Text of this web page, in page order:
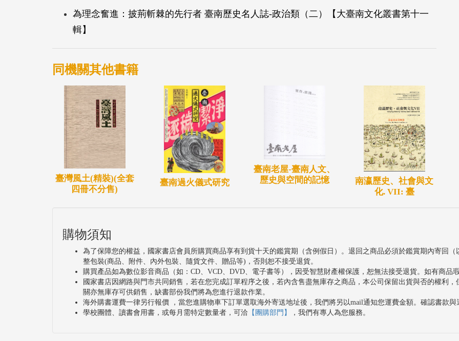
為理念奮進：披荊斬棘的先行者 臺南歷史名人誌-政治類（二）【大臺南文化叢書第十一
輯】
同機關其他書籍
臺灣風土(精裝)(全套
四冊不分售)
臺南過火儀式研究
臺南老屋-臺南人文、
歷史與空間的記憶
南瀛歷史、社會與文
化. VII: 臺
購物須知
為了保障您的權益，國家書店會員所購買商品享有到貨十天的鑑賞期（含例假日）。退回之商品必須於鑑賞期內寄回
整包裝(商品、附件、內外包裝、隨貨文件、贈品等)，否則恕不接受退貨。
購買產品如為數位影音商品（如：CD、VCD、DVD、電子書等），因受智慧財產權保護，恕無法接受退貨。如有商品
國家書店因網路與門市共同銷售，若在您完成訂單程序之後，若內含售盡無庫存之商品，本公司保留出貨與否的權利
關亦無庫存可供銷售，缺書部份我們將為您進行退款作業。
海外購書運費一律另行報價 ，當您進購物車下訂單選取海外寄送地址後，我們將另以mail通知您運費金額。確認書款
學校團體、讀書會用書，或每月需特定數量者，可洽 【團購部門】 ，我們有專人為您服務。